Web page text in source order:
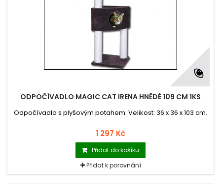
ODPOČÍVADLO MAGIC CAT IRENA HNĚDÉ 109 CM 1KS
Odpočívadlo s plyšovým potahem. Velikost: 36 x 36 x 103 cm.
1 297 Kč
Přidat do košíku
Přidat k porovnání